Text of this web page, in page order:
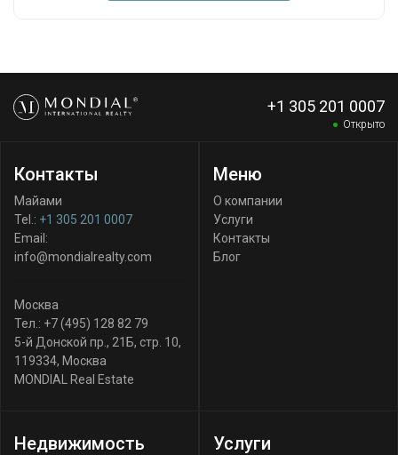
+1 305 201 0007
Открыто
Контакты
Майами
Tel.: +1 305 201 0007
Email:
info@mondialrealty.com
Москва
Тел.: +7 (495) 128 82 79
5-й Донской пр., 21Б, стр. 10,
119334, Москва
MONDIAL Real Estate
Меню
О компании
Услуги
Контакты
Блог
Недвижимость Услуги